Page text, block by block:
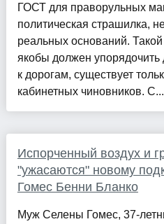
ГОСТ для праворульных
политическая страшилка,
реальных оснований.
якобы должен упорядочить
к дорогам, существует
кабинетных чиновников. С...
Испорченный воздух и
"ужасаются" новому
Гомес Бенни Бланко
Муж Селены Гомес, 37-